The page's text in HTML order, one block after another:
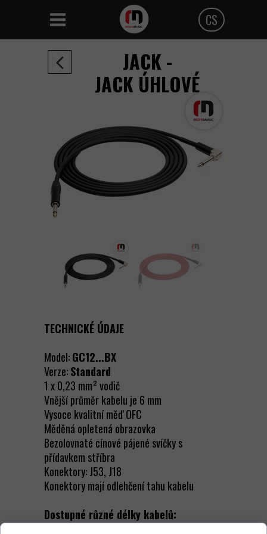
CS
Polski
JACK -
JACK ÚHLOVÉ
TECHNICKÉ ÚDAJE
Model:GC12...BX
Verze:Standard
1 x 0,23 mm² vodič
Vnější průměr kabelu je 6 mm
Vysoce kvalitní měď OFC
Měděná opletená obrazovka
Bezolovnaté cínové pájené svíčky s
přídavkem stříbra
Konektory: J53, J18
Konektory mají odlehčení tahu kabelu
Dostupné různé délky kabelů: